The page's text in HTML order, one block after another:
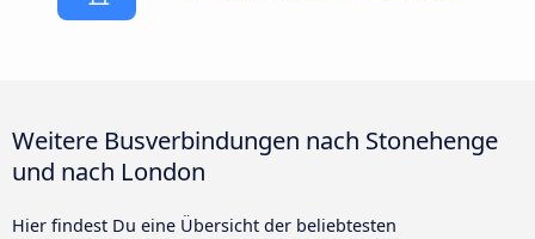
Weitere Busverbindungen nach Stonehenge
und nach London
Hier findest Du eine Übersicht der beliebtesten